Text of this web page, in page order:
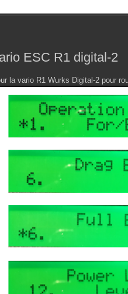
ESC R1 digital-2
la vario R1 Wurks Digital-2 pour